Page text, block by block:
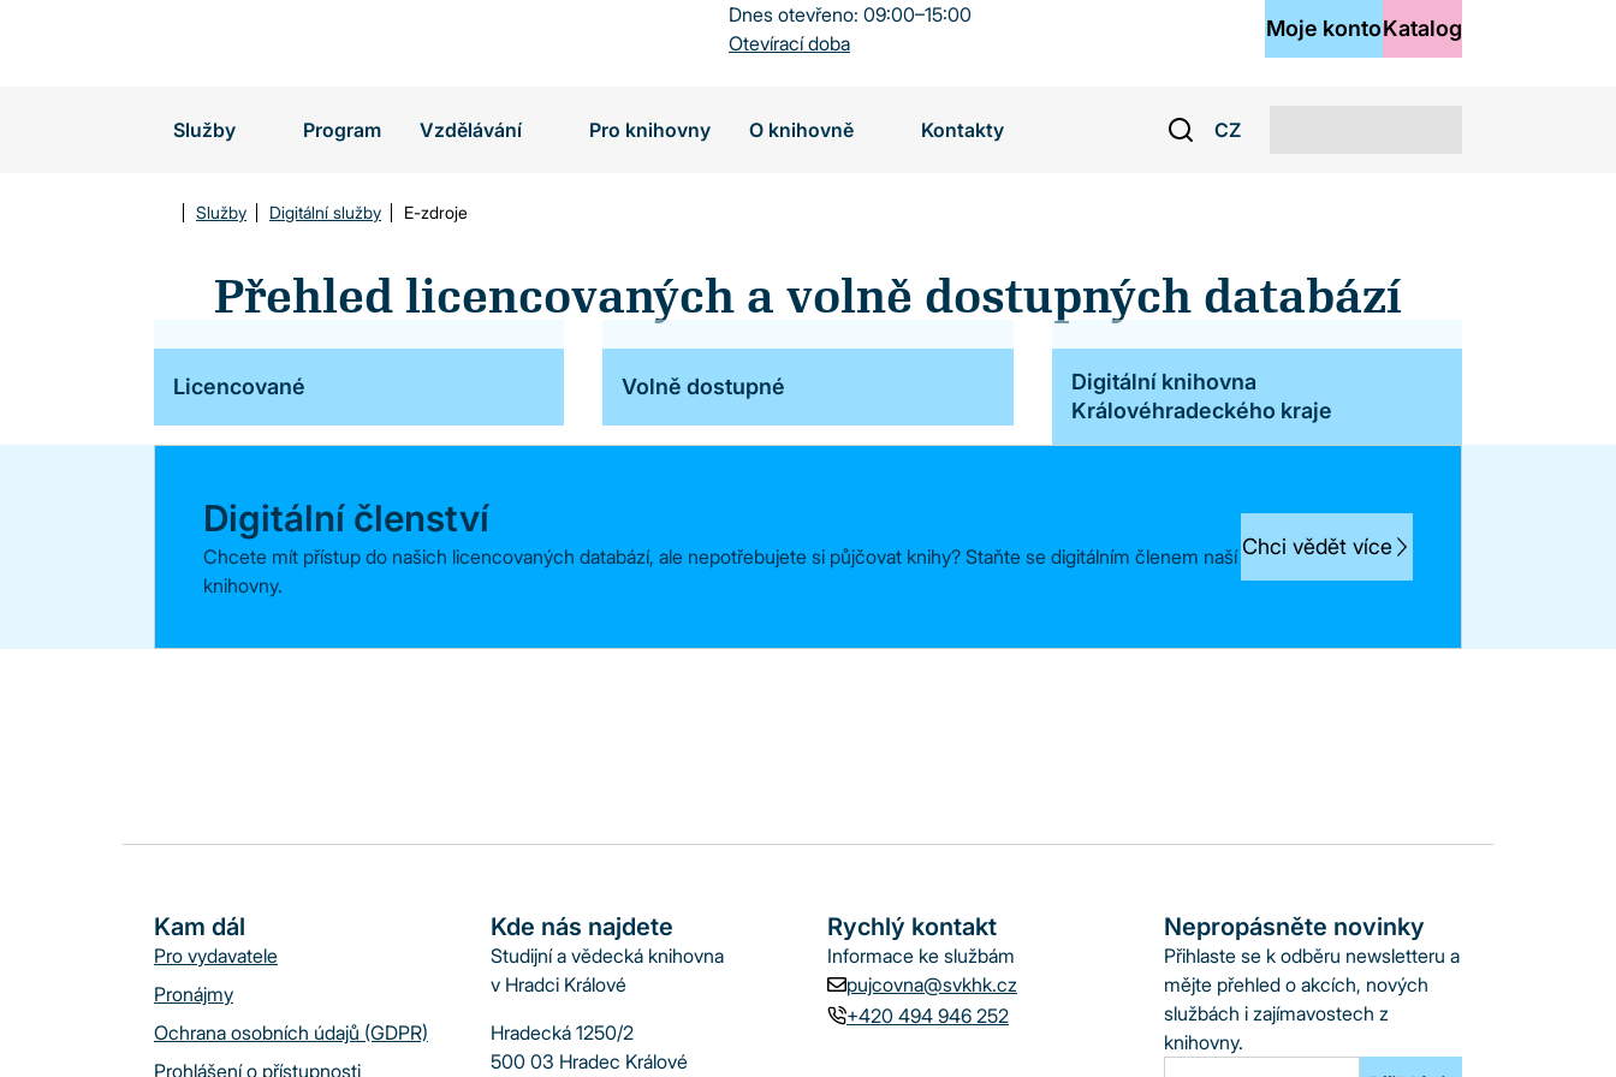
Dnes otevřeno: 09:00–15:00
Otevírací doba
Moje kontoKatalog
Služby Program Vzdělávání Pro knihovny O knihovně Kontakty CZ
Služby Digitální služby E-zdroje
Přehled licencovaných a volně dostupných databází
Licencované Volně dostupné
Digitální knihovna
Královéhradeckého kraje
Digitální členství
Chcete mít přístup do našich licencovaných databází, ale nepotřebujete si půjčovat knihy? Staňte se digitálním členem naší
knihovny.
Chci vědět více
Kam dál
Pro vydavatele
Pronájmy
Ochrana osobních údajů (GDPR)
Prohlášení o přístupnosti
Kde nás najdete
Studijní a vědecká knihovna
v Hradci Králové
Hradecká 1250/2
500 03 Hradec Králové
Rychlý kontakt
Informace ke službám
pujcovna@svkhk.cz
+420 494 946 252
Nepropásněte novinky
Přihlaste se k odběru newsletteru a
mějte přehled o akcích, nových
službách i zajímavostech z
knihovny.